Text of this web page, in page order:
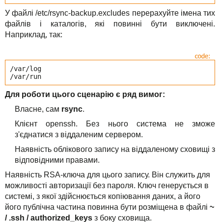
У файлі /etc/rsync-backup.excludes перерахуйте імена тих
файлів і каталогів, які повинні бути виключені.
Наприклад, так:
/var/log
/var/run
Для роботи цього сценарію є ряд вимог:
Власне, сам rsync.
Клієнт openssh. Без нього система не зможе
з'єднатися з віддаленим сервером.
Наявність облікового запису на віддаленому сховищі з
відповідними правами.
Наявність RSA-ключа для цього запису. Він служить для
можливості авторизації без пароля. Ключ генерується в
системі, з якої здійснюється копіювання даних, а його
його публічна частина повинна бути розміщена в файлі ~
/ .ssh / authorized_keys з боку сховища.